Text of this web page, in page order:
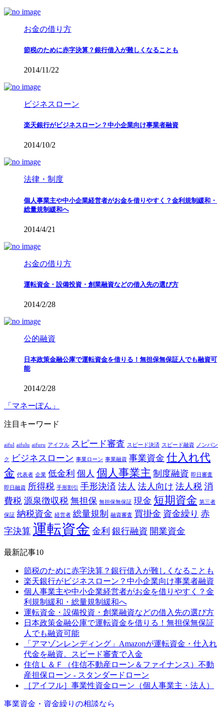
お金の借り方
節税のために赤字決算？銀行借入が難しくなることも
2014/11/22
ビジネスローン
楽天銀行がビジネスローン？中小企業向け事業者融資
2014/10/2
法律・制度
個人事業主や中小企業経営者がお金を借りやすく？金利規制緩和・
総量規制緩和へ
2014/4/21
お金の借り方
運転資金・設備投資・創業融資などの借入先の選び方
2014/2/28
公的融資
日本政策金融公庫で運転資金を借りる！無担保無保証人でも融資可
能
2014/2/28
「マネーぽん」
注目キーワード
aiful aifulu aifuru アイフル スピード審査 スピード決済 スピード融資 ノンバン
ク ビジネスローン 事業ローン 事業融資 事業資金 仕入れ代
金 代表者 企業 低金利 個人 個人事業主 制度融資 即日審査
即日融資 所得税 手形割引 手形決済 法人 法人向け 法人税 消
費税 源泉徴収税 無担保 無担保無保証 現金 短期資金 第三者
保証 納税資金 経営者 総量規制 融資審査 買掛金 資金繰り 赤
字決算 運転資金 金利 銀行融資 開業資金
最新記事10
節税のために赤字決算？銀行借入が難しくなることも
楽天銀行がビジネスローン？中小企業向け事業者融資
個人事業主や中小企業経営者がお金を借りやすく？金
利規制緩和・総量規制緩和へ
運転資金・設備投資・創業融資などの借入先の選び方
日本政策金融公庫で運転資金を借りる！無担保無保証
人でも融資可能
「アマゾンレンディング」Amazonが運転資金・仕入れ
代金を融資。スピード審査で入金
住信Ｌ＆Ｆ（住信不動産ローン＆ファイナンス）不動
産担保ローン - スタンダードローン
［アイフル］事業性資金ローン（個人事業主・法人）
事業資金・資金繰りの相談なら